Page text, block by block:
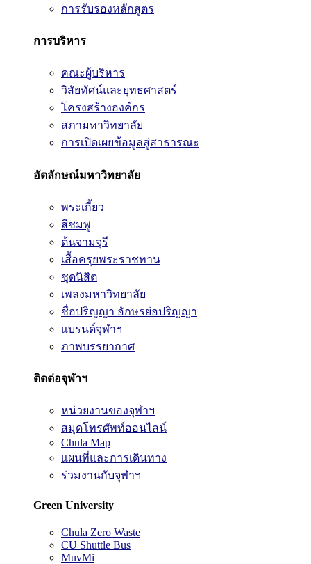
การรับรองหลักสูตร
การบริหาร
คณะผู้บริหาร
วิสัยทัศน์และยุทธศาสตร์
โครงสร้างองค์กร
สภามหาวิทยาลัย
การเปิดเผยข้อมูลสู่สาธารณะ
อัตลักษณ์มหาวิทยาลัย
พระเกี้ยว
สีชมพู
ต้นจามจุรี
เสื้อครุยพระราชทาน
ชุดนิสิต
เพลงมหาวิทยาลัย
ชื่อปริญญา อักษรย่อปริญญา
แบรนด์จุฬาฯ
ภาพบรรยากาศ
ติดต่อจุฬาฯ
หน่วยงานของจุฬาฯ
สมุดโทรศัพท์ออนไลน์
Chula Map
แผนที่และการเดินทาง
ร่วมงานกับจุฬาฯ
Green University
Chula Zero Waste
CU Shuttle Bus
MuvMi